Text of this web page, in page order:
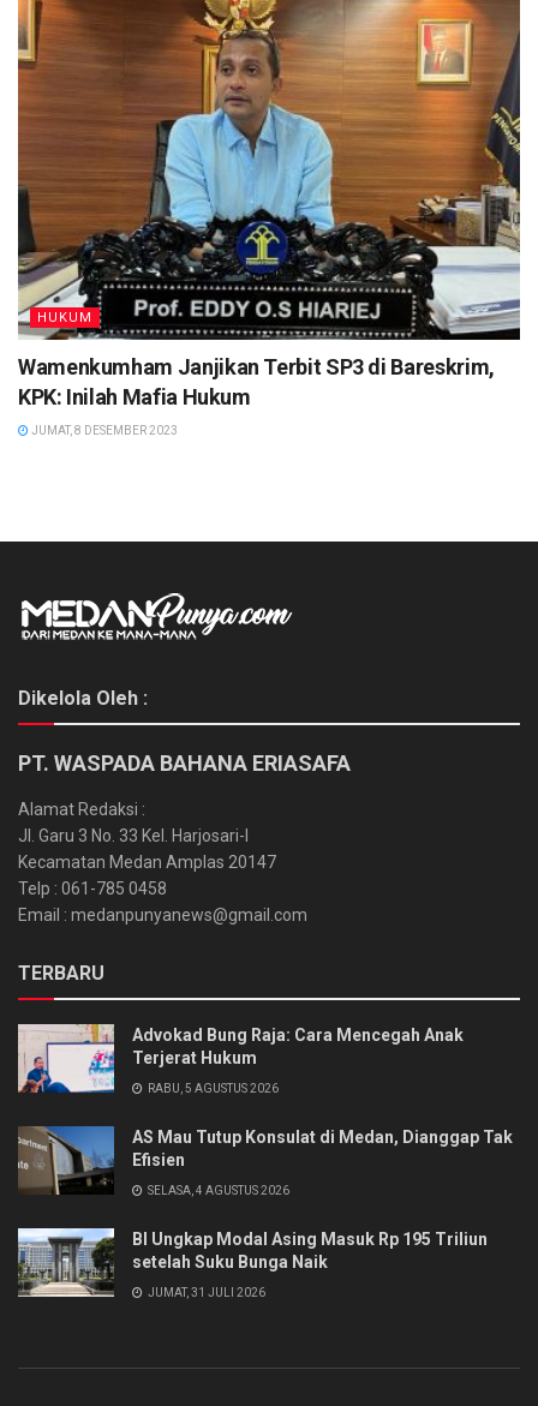
HUKUM
Wamenkumham Janjikan Terbit SP3 di Bareskrim,
KPK: Inilah Mafia Hukum
JUMAT, 8 DESEMBER 2023
Dikelola Oleh :
PT. WASPADA BAHANA ERIASAFA
Alamat Redaksi :
Jl. Garu 3 No. 33 Kel. Harjosari-I
Kecamatan Medan Amplas 20147
Telp : 061-785 0458
Email : medanpunyanews@gmail.com
TERBARU
Advokad Bung Raja: Cara Mencegah Anak
Terjerat Hukum
RABU, 5 AGUSTUS 2026
AS Mau Tutup Konsulat di Medan, Dianggap Tak
Efisien
SELASA, 4 AGUSTUS 2026
BI Ungkap Modal Asing Masuk Rp 195 Triliun
setelah Suku Bunga Naik
JUMAT, 31 JULI 2026